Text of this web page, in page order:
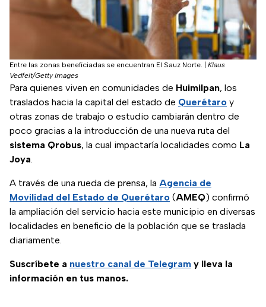
Entre las zonas beneficiadas se encuentran El Sauz Norte.
Klaus
Vedfelt/Getty Images
Para quienes viven en comunidades de Huimilpan, los
traslados hacia la capital del estado de Querétaro y
otras zonas de trabajo o estudio cambiarán dentro de
poco gracias a la introducción de una nueva ruta del
sistema Qrobus, la cual impactaría localidades como La
Joya.
A través de una rueda de prensa, la Agencia de
Movilidad del Estado de Querétaro (AMEQ) confirmó
la ampliación del servicio hacia este municipio en diversas
localidades en beneficio de la población que se traslada
diariamente.
Suscríbete a nuestro canal de Telegram y lleva la
información en tus manos.